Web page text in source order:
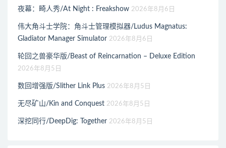
夜幕：畸人秀/At Night : Freakshow 2026年8月6日
伟大角斗士学院：角斗士管理模拟器/Ludus Magnatus:
Gladiator Manager Simulator 2026年8月6日
轮回之兽豪华版/Beast of Reincarnation – Deluxe Edition
2026年8月5日
数回增强版/Slither Link Plus 2026年8月5日
无尽矿山/Kin and Conquest 2026年8月5日
深挖同行/DeepDig: Together 2026年8月5日